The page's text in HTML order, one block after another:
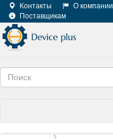
Контакты О компании
Поставщикам